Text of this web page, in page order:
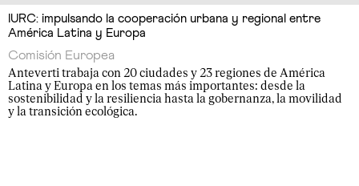
IURC: impulsando la cooperación urbana y regional entre
América Latina y Europa
Comisión Europea
Anteverti trabaja con 20 ciudades y 23 regiones de América
Latina y Europa en los temas más importantes: desde la
sostenibilidad y la resiliencia hasta la gobernanza, la movilidad
y la transición ecológica.